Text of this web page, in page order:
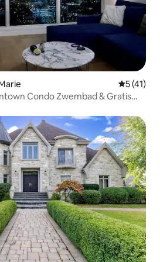
5 (41)
Condo Zwembad & Gratis